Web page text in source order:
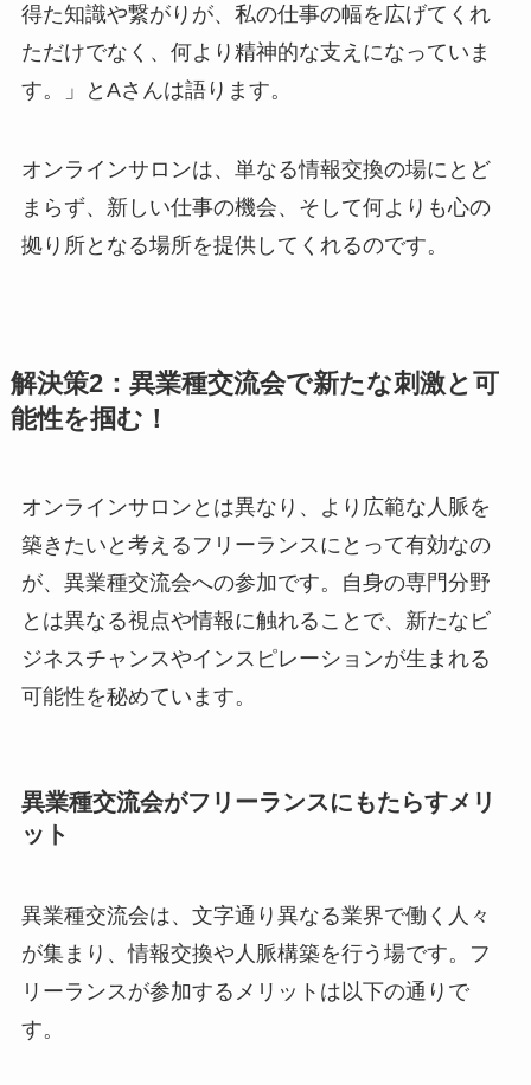
得た知識や繋がりが、私の仕事の幅を広げてくれ
ただけでなく、何より精神的な支えになっていま
す。」とAさんは語ります。
オンラインサロンは、単なる情報交換の場にとど
まらず、新しい仕事の機会、そして何よりも心の
拠り所となる場所を提供してくれるのです。
解決策2：異業種交流会で新たな刺激と可
能性を掴む！
オンラインサロンとは異なり、より広範な人脈を
築きたいと考えるフリーランスにとって有効なの
が、異業種交流会への参加です。自身の専門分野
とは異なる視点や情報に触れることで、新たなビ
ジネスチャンスやインスピレーションが生まれる
可能性を秘めています。
異業種交流会がフリーランスにもたらすメリ
ット
異業種交流会は、文字通り異なる業界で働く人々
が集まり、情報交換や人脈構築を行う場です。フ
リーランスが参加するメリットは以下の通りで
す。